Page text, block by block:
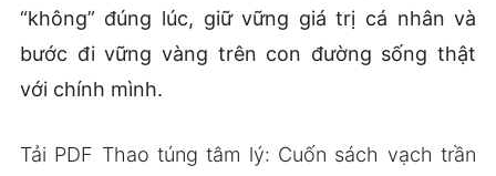
“không” đúng lúc, giữ vững giá trị cá nhân và
bước đi vững vàng trên con đường sống thật
với chính mình.
Tải PDF Thao túng tâm lý: Cuốn sách vạch trần